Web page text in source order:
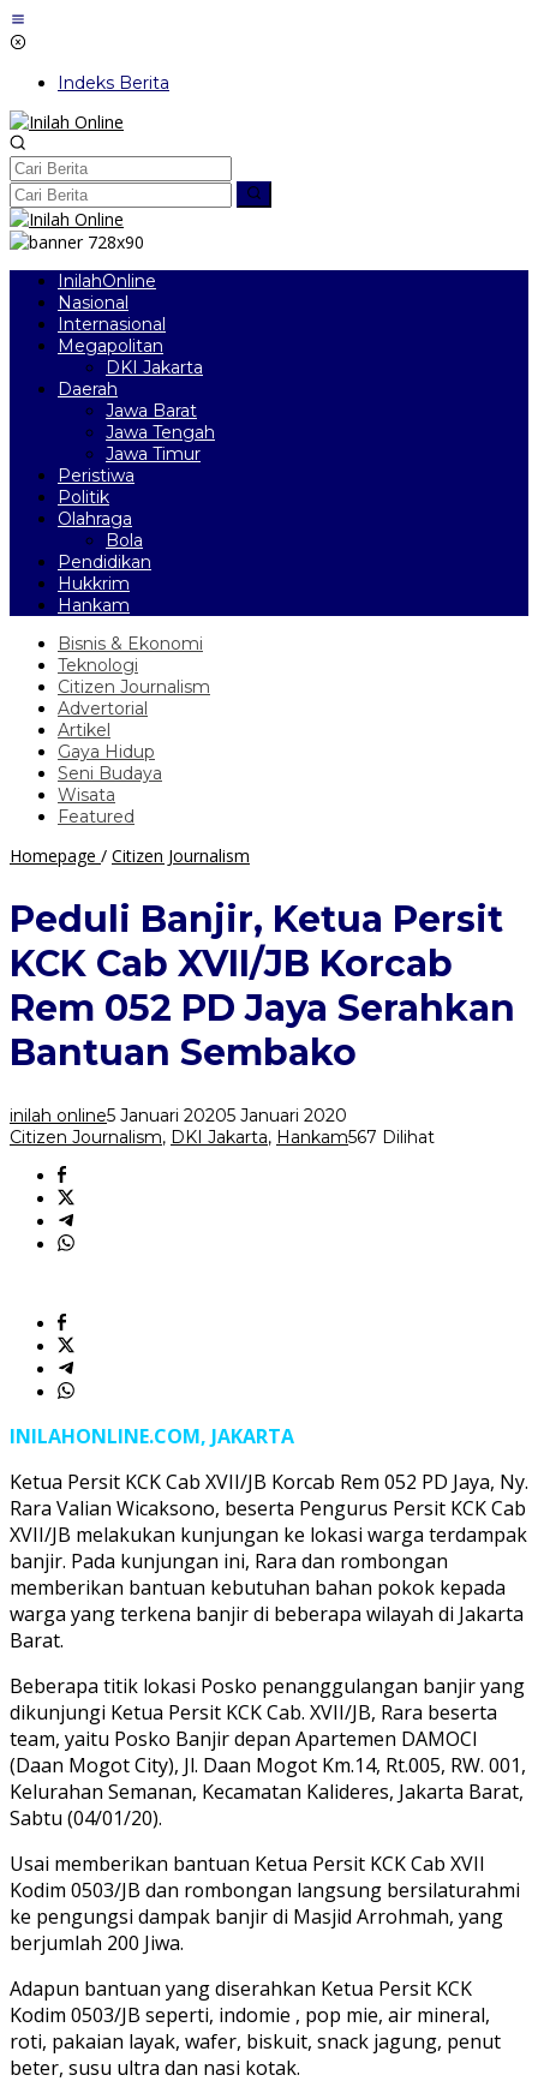
Lewati
ke
Indeks Berita
InilahOnline
Nasional
Internasional
Megapolitan
DKI Jakarta
Daerah
Jawa Barat
Jawa Tengah
Jawa Timur
Peristiwa
Politik
Olahraga
Bola
Pendidikan
Hukkrim
Hankam
Bisnis & Ekonomi
Teknologi
Citizen Journalism
Advertorial
Artikel
Gaya Hidup
Seni Budaya
Wisata
Featured
Homepage / Citizen Journalism
Ketua
Persit
KCK
Cab
XVII/JB
Korcab
Rem
052
Serahkan
Bantuan
Peduli Banjir, Ketua Persit
KCK Cab XVII/JB Korcab
Rem 052 PD Jaya Serahkan
Bantuan Sembako
inilah online5 Januari 20205 Januari 2020
Citizen Journalism, DKI Jakarta, Hankam567 Dilihat
INILAHONLINE.COM, JAKARTA
Ketua Persit KCK Cab XVII/JB Korcab Rem 052 PD Jaya, Ny.
Rara Valian Wicaksono, beserta Pengurus Persit KCK Cab
XVII/JB melakukan kunjungan ke lokasi warga terdampak
banjir. Pada kunjungan ini, Rara dan rombongan
memberikan bantuan kebutuhan bahan pokok kepada
warga yang terkena banjir di beberapa wilayah di Jakarta
Barat.
Beberapa titik lokasi Posko penanggulangan banjir yang
dikunjungi Ketua Persit KCK Cab. XVII/JB, Rara beserta
team, yaitu Posko Banjir depan Apartemen DAMOCI
(Daan Mogot City), Jl. Daan Mogot Km.14, Rt.005, RW. 001,
Kelurahan Semanan, Kecamatan Kalideres, Jakarta Barat,
Sabtu (04/01/20).
Usai memberikan bantuan Ketua Persit KCK Cab XVII
Kodim 0503/JB dan rombongan langsung bersilaturahmi
ke pengungsi dampak banjir di Masjid Arrohmah, yang
berjumlah 200 Jiwa.
Adapun bantuan yang diserahkan Ketua Persit KCK
Kodim 0503/JB seperti, indomie , pop mie, air mineral,
roti, pakaian layak, wafer, biskuit, snack jagung, penut
beter, susu ultra dan nasi kotak.